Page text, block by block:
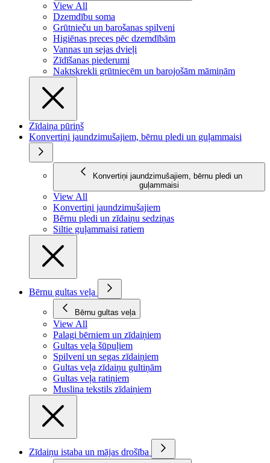
View All
Dzemdību soma
Grūtnieču un barošanas spilveni
Higiēnas preces pēc dzemdībām
Vannas un sejas dvieļi
Zīdīšanas piederumi
Naktskrekli grūtniecēm un barojošām māmiņām
Zīdaiņa pūriņš
Konvertiņi jaundzimušajiem, bērnu pledi un guļammaisi
Konvertiņi jaundzimušajiem, bērnu pledi un
guļammaisi
View All
Konvertiņi jaundzimušajiem
Bērnu pledi un zīdaiņu sedziņas
Siltie guļammaisi ratiem
Bērnu gultas veļa
Bērnu gultas veļa
View All
Palagi bērniem un zīdaiņiem
Gultas veļa šūpuļiem
Spilveni un segas zīdaiņiem
Gultas veļa zīdaiņu gultiņām
Gultas veļa ratiņiem
Muslina tekstils zīdaiņiem
Zīdaiņu istaba un mājas drošība